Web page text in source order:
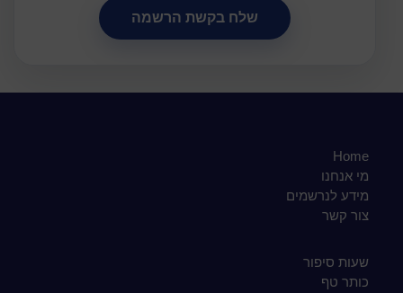
Home
מי אנחנו
מידע לנרשמים
צור קשר
שעות סיפור
כותר טף